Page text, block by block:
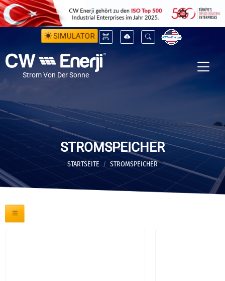
SIMULATOR
Strom Von Der Sonne
STROMSPEICHER
STARTSEITE STROMSPEICHER